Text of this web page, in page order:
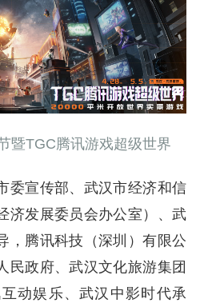
暨TGC腾讯游戏超级世界
委宣传部、武汉市经济和信
济发展委员会办公室）、武
，腾讯科技（深圳）有限公
民政府、武汉文化旅游集团
动娱乐、武汉中影时代承